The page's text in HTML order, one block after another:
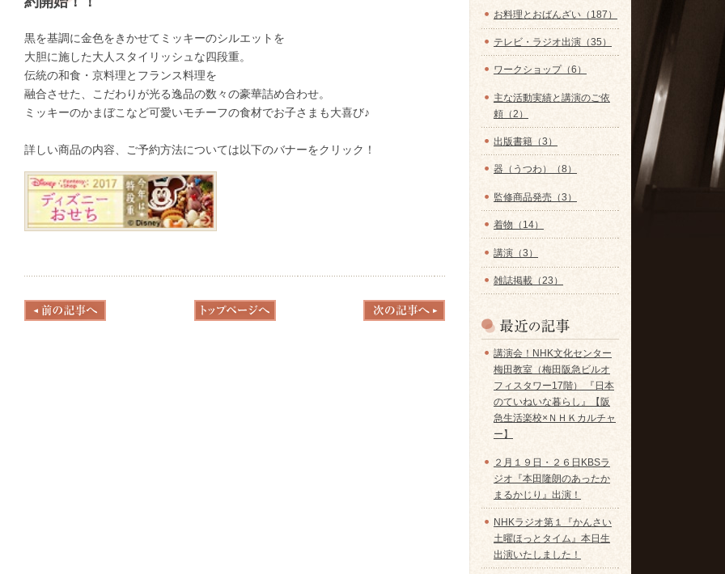
黒を基調に金色をきかせてミッキーのシルエットを
大胆に施した大人スタイリッシュな四段重。
伝統の和食・京料理とフランス料理を
融合させた、こだわりが光る逸品の数々の豪華詰め合わせ。
ミッキーのかまぼこなど可愛いモチーフの食材でお子さまも大喜び♪
詳しい商品の内容、ご予約方法については以下のバナーをクリック！
お料理とおばんざい（187）
テレビ・ラジオ出演（35）
ワークショップ（6）
主な活動実績と講演のご依
頼（2）
出版書籍（3）
器（うつわ）（8）
監修商品発売（3）
着物（14）
講演（3）
雑誌掲載（23）
講演会！NHK文化センター
梅田教室（梅田阪急ビルオ
フィスタワー17階） 『日本
のていねいな暮らし』【阪
急生活楽校×ＮＨＫカルチャ
ー】
２月１９日・２６日KBSラ
ジオ『本田隆朗のあったか
まるかじり』出演！
NHKラジオ第１『かんさい
土曜ほっとタイム』本日生
出演いたしました！